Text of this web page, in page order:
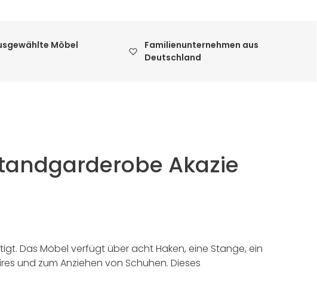
Möbel
Familienunternehmen aus
Deutschland
Akazie
Das Möbel verfügt über acht Haken, eine Stange, ein
und zum Anziehen von Schuhen. Dieses